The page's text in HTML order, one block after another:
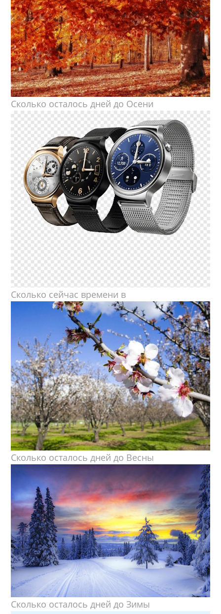
Сколько осталось дней до Осени
Сколько сейчас времени в
Сколько осталось дней до Весны
Сколько осталось дней до Зимы